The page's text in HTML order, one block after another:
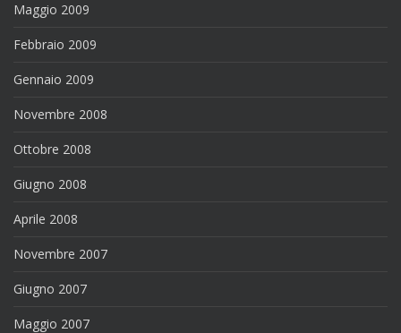
Maggio 2009
Febbraio 2009
Gennaio 2009
Novembre 2008
Ottobre 2008
Giugno 2008
Aprile 2008
Novembre 2007
Giugno 2007
Maggio 2007